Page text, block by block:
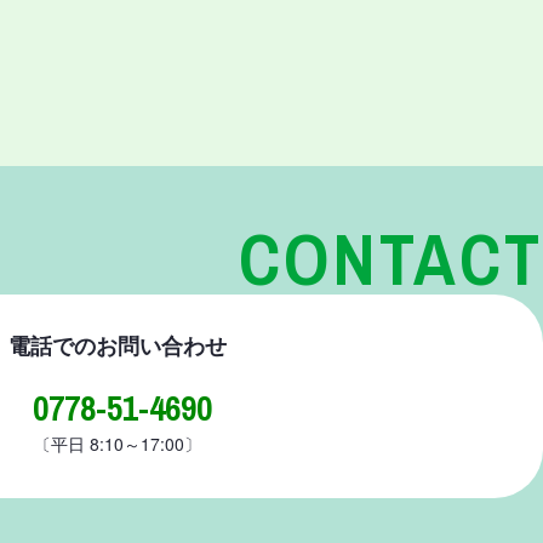
CONTACT
電話でのお問い合わせ
0778-51-4690
〔平日 8:10～17:00〕